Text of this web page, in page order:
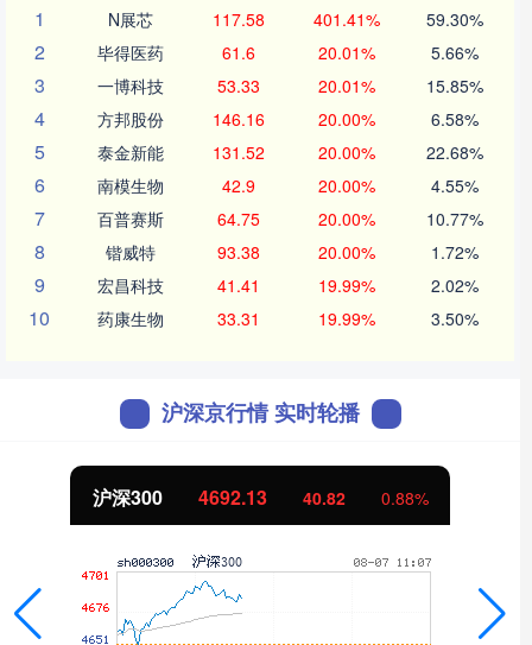
1
N展芯 117.58 401.41% 59.30%
2 毕得医药 61.6 20.01% 5.66%
3 一博科技 53.33 20.01% 15.85%
4 方邦股份 146.16 20.00% 6.58%
5 泰金新能 131.52 20.00% 22.68%
6 南模生物 42.9 20.00% 4.55%
7 百普赛斯 64.75 20.00% 10.77%
8 锴威特 93.38 20.00% 1.72%
9 宏昌科技 41.41 19.99% 2.02%
10 药康生物 33.31 19.99% 3.50%
沪深京行情 实时轮播
北证50 1122.79 -0.08 -0.01%